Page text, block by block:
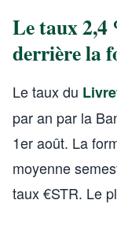
Le taux 2,4
derrière la
Le taux du
par an par la
1er août. La
moyenne
taux €STR. Le